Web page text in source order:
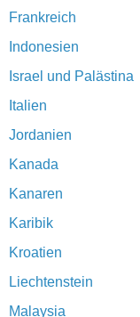
Frankreich
Indonesien
Israel und Palästina
Italien
Jordanien
Kanada
Kanaren
Karibik
Kroatien
Liechtenstein
Malaysia